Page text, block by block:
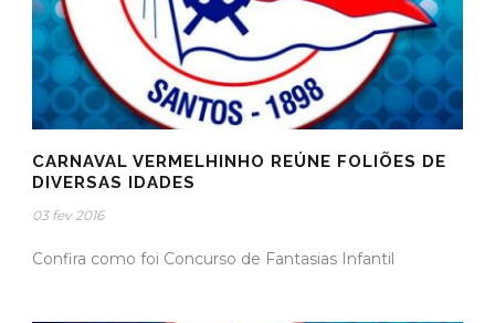
CARNAVAL VERMELHINHO REÚNE FOLIÕES DE
DIVERSAS IDADES
03 fev 2016
Confira como foi Concurso de Fantasias Infantil